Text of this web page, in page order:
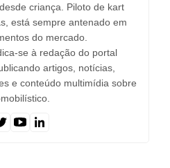
criança. Piloto de kart
está sempre antenado em
do mercado.
se à redação do portal
artigos, notícias,
e conteúdo multimídia sobre